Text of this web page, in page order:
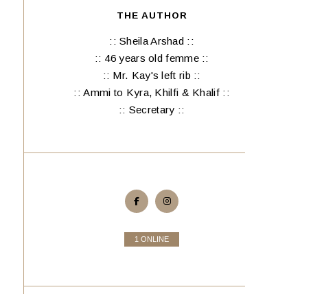
THE AUTHOR
:: Sheila Arshad ::
:: 46 years old femme ::
:: Mr. Kay's left rib ::
:: Ammi to Kyra, Khilfi & Khalif ::
:: Secretary ::
1 ONLINE